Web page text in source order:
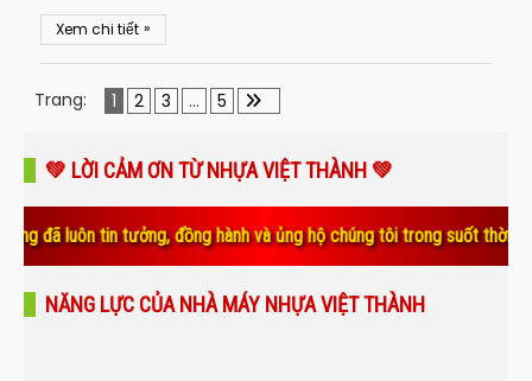
Xem chi tiết »
Trang: 1 2 3 … 5
💚 LỜI CẢM ƠN TỪ NHỰA VIỆT THÀNH 💚
đồng hành và ủng hộ chúng tôi trong suốt thời gian qua. Sự tin
NĂNG LỰC CỦA NHÀ MÁY NHỰA VIỆT THÀNH